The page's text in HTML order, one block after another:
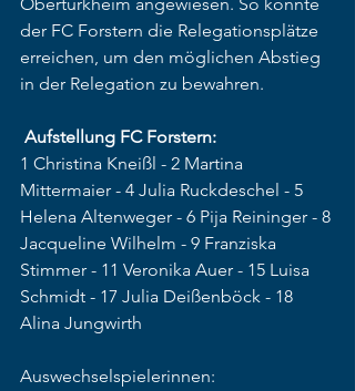
Obertürkheim angewiesen. So könnte
der FC Forstern die Relegationsplätze
erreichen, um den möglichen Abstieg
in der Relegation zu bewahren.
Aufstellung FC Forstern:
1 Christina Kneißl - 2 Martina
Mittermaier - 4 Julia Ruckdeschel - 5
Helena Altenweger - 6 Pija Reininger - 8
Jacqueline Wilhelm - 9 Franziska
Stimmer - 11 Veronika Auer - 15 Luisa
Schmidt - 17 Julia Deißenböck - 18
Alina Jungwirth
Auswechselspielerinnen: